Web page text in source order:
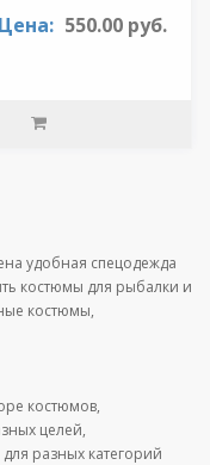
Цена: 550.00 руб.
удобная спецодежда
костюмы для рыбалки и
костюмы,
костюмов,
целей,
разных категорий